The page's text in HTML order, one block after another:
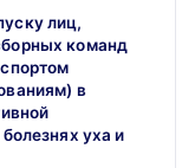
лиц,
команд
в
уха и